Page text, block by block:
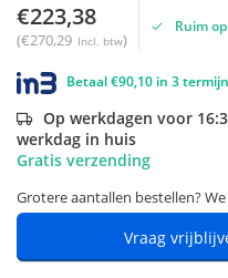
€223,38
(€270,29 Incl. btw)
Ruim
Betaal €90,10 in 3
Op werkdagen voor
werkdag in huis
Gratis verzending
Grotere aantallen bestellen?
Vraag